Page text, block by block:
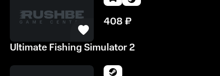
408₽
Ultimate Fishing Simulator 2